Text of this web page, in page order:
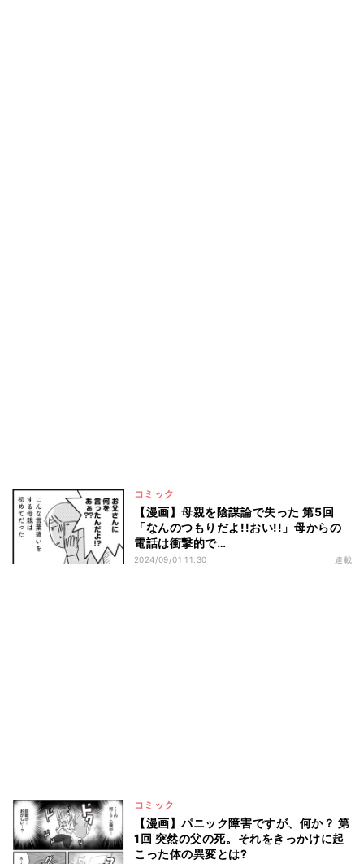
コミック
【漫画】母親を陰謀論で失った 第5回
「なんのつもりだよ!!おい!!」母からの
電話は衝撃的で…
2024/09/01 11:30 連載
コミック
【漫画】パニック障害ですが、何か？ 第
1回 突然の父の死。それをきっかけに起
こった体の異変とは?